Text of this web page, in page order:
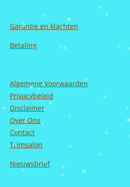
Garantie en klachten
Betaling
Algemene Voorwaarden
Privacybeleid
Disclaimer
Over Ons
Contact
Trimsalon
Nieuwsbrief